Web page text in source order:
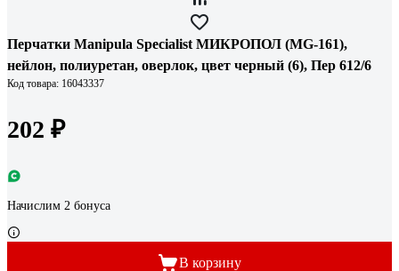
Перчатки Manipula Specialist МИКРОПОЛ (MG-161),
нейлон, полиуретан, оверлок, цвет черный (6), Пер 612/6
Код товара: 16043337
202 ₽
Начислим 2 бонуса
В корзину